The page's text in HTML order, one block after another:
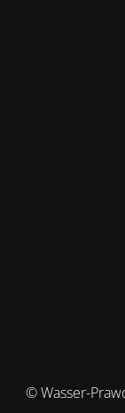
© Wasser-